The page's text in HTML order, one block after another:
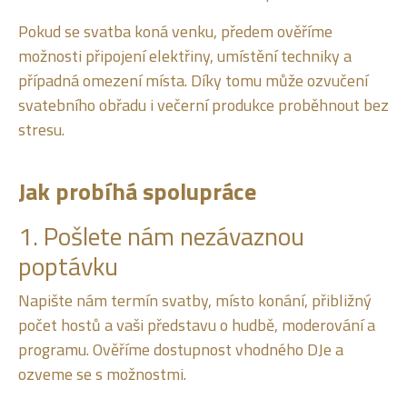
Pokud se svatba koná venku, předem ověříme
možnosti připojení elektřiny, umístění techniky a
případná omezení místa. Díky tomu může ozvučení
svatebního obřadu i večerní produkce proběhnout bez
stresu.
Jak probíhá spolupráce
1. Pošlete nám nezávaznou
poptávku
Napište nám termín svatby, místo konání, přibližný
počet hostů a vaši představu o hudbě, moderování a
programu. Ověříme dostupnost vhodného DJe a
ozveme se s možnostmi.